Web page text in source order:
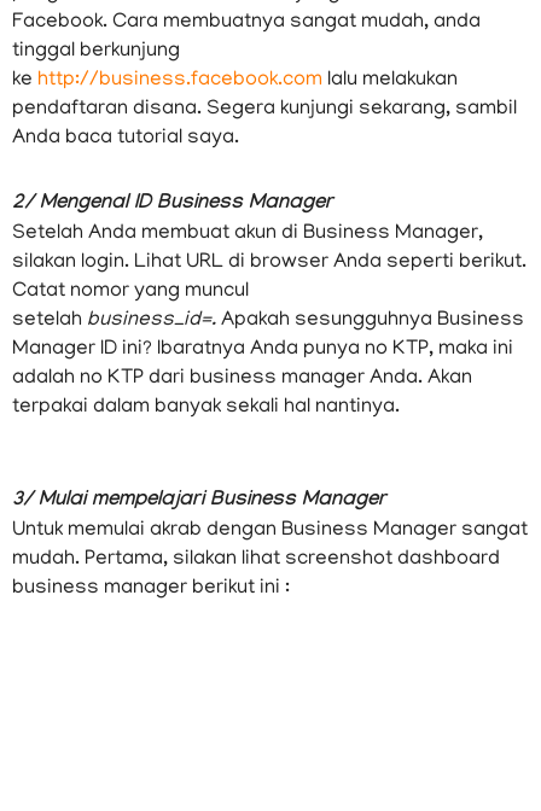
Facebook. Cara membuatnya sangat mudah, anda
tinggal berkunjung
ke http://business.facebook.com lalu melakukan
pendaftaran disana. Segera kunjungi sekarang, sambil
Anda baca tutorial saya.
2/ Mengenal ID Business Manager
Setelah Anda membuat akun di Business Manager,
silakan login. Lihat URL di browser Anda seperti berikut.
Catat nomor yang muncul
setelah business_id=. Apakah sesungguhnya Business
Manager ID ini? Ibaratnya Anda punya no KTP, maka ini
adalah no KTP dari business manager Anda. Akan
terpakai dalam banyak sekali hal nantinya.
3/ Mulai mempelajari Business Manager
Untuk memulai akrab dengan Business Manager sangat
mudah. Pertama, silakan lihat screenshot dashboard
business manager berikut ini :